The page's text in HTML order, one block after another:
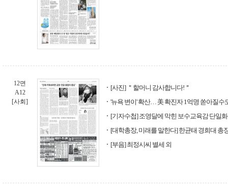
12면
A12
[사회]
[사진] ＂할머니 감사합니다!＂
'뉴욕 변이' 확산… 美 확진자 1억명 쏟아질수
[기자수첩] 조영달에 막힌 보수교육감 단일화
[대학총장, 미래를 말한다] 한균태 경희대 총
[부음] 최정시씨 별세 외